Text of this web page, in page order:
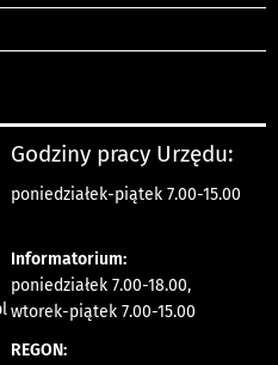
Godziny pracy Urzędu:
poniedziałek-piątek 7.00-15.00
Informatorium:
poniedziałek 7.00-18.00,
wtorek-piątek 7.00-15.00
REGON: